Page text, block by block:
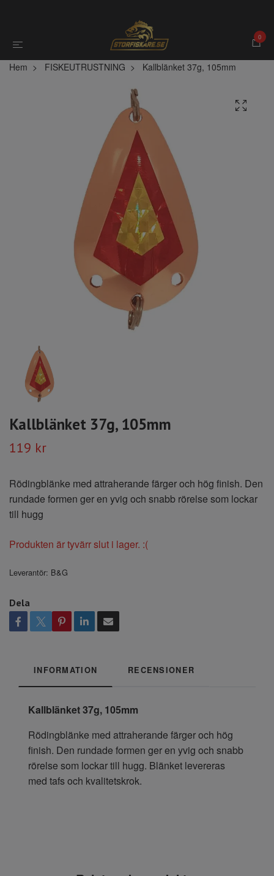
0
Hem FISKEUTRUSTNING Kallblänket 37g, 105mm
Kallblänket 37g, 105mm
119 kr
Rödingblänke med attraherande färger och hög finish. Den
rundade formen ger en yvig och snabb rörelse som lockar
till hugg
Produkten är tyvärr slut i lager. :(
Leverantör: B&G
Dela
INFORMATION RECENSIONER
Kallblänket 37g, 105mm
Rödingblänke med attraherande färger och hög
finish. Den rundade formen ger en yvig och snabb
rörelse som lockar till hugg. Blänket levereras
med tafs och kvalitetskrok.